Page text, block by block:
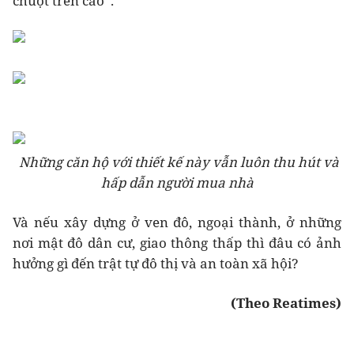
Những căn hộ với thiết kế này vẫn luôn thu hút và
hấp dẫn người mua nhà
Và nếu xây dựng ở ven đô, ngoại thành, ở những
nơi mật đô dân cư, giao thông thấp thì đâu có ảnh
hưởng gì đến trật tự đô thị và an toàn xã hội?
(Theo Reatimes)